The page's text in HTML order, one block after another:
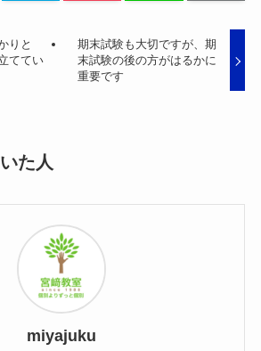
りと
ててい
期末試験も大切ですが、期
末試験の後の方がはるかに
重要です
た人
miyajuku